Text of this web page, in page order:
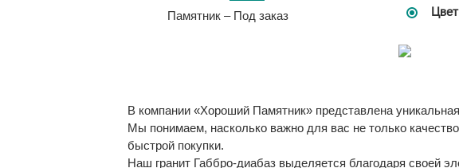
Памятник – Под заказ
В компании «Хороший Памятник» представлена
Мы понимаем, насколько важно для вас не только
быстрой покупки.
Наш гранит Габбро-диабаз выделяется благодаря своей